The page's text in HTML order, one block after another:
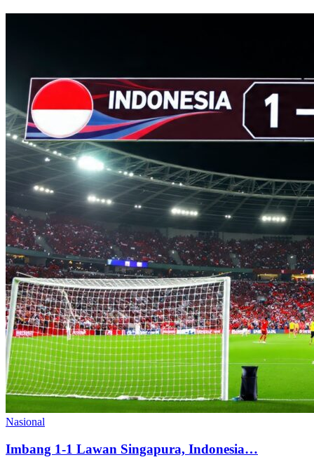
Nasional
Imbang 1-1 Lawan Singapura, Indonesia…